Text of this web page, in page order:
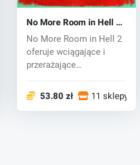
No More Room in Hell 2
(PC) key
No More Room in Hell 2
oferuje wciągające i
przerażające
53.80 zł 11 sklepy